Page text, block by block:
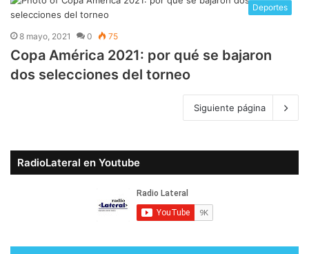
Deportes
8 mayo, 2021 0 75
Copa América 2021: por qué se bajaron
dos selecciones del torneo
Siguiente página
RadioLateral en Youtube